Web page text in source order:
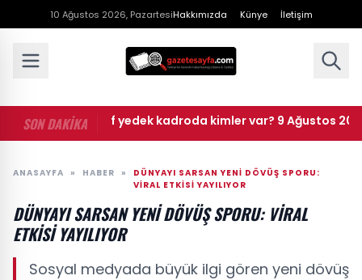
10 Ağustos 2026, PazartesiHakkımızda Künye İletişim
SON DAKİKA
• MasterChef yedek kadroda kimler var? 9 Ağustos 2026
ANASAYFA » HABER »
DÜNYAYI SARSAN YENI DÖVÜŞ SPORU:
VIRAL ETKISI YAYILIYOR
DÜNYAYI SARSAN YENI DÖVÜŞ SPORU: VIRAL
ETKISI YAYILIYOR
Sosyal medyada büyük ilgi gören yeni dövüş